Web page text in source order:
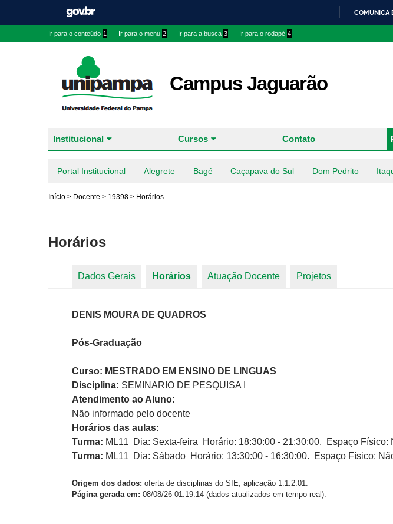
COMUNICA
Ir para o conteúdo 1 Ir para o menu 2 Ir para a busca 3 Ir para o rodapé 4
Campus Jaguarão
Institucional Cursos Contato
Portal Institucional Alegrete Bagé Caçapava do Sul Dom Pedrito
Início > Docente > 19398 > Horários
Horários
Dados Gerais Horários (aba ativa)
Atuação Docente Projetos
DENIS MOURA DE QUADROS
Pós-Graduação
Curso: MESTRADO EM ENSINO DE LINGUAS
Disciplina: SEMINARIO DE PESQUISA I
Atendimento ao Aluno:
Não informado pelo docente
Horários das aulas:
Turma: ML11 Dia: Sexta-feira Horário: 18:30:00 - 21:30:00. Espaço Físico:
Turma: ML11 Dia: Sábado Horário: 13:30:00 - 16:30:00. Espaço Físico:
Origem dos dados: oferta de disciplinas do SIE, aplicação 1.1.2.01.
Página gerada em: 08/08/26 01:19:14 (dados atualizados em tempo real).